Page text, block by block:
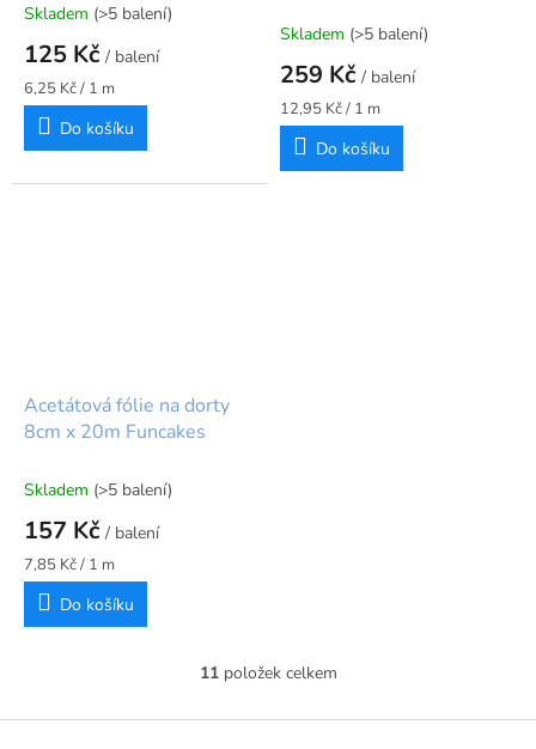
Průměrné
hodnocení
produktu
je
5,0
5
Skladem (>5 balení)
125 Kč / balení
Měrná
cena:
6,25 Kč / 1 m
Do košíku
Skladem (>5 balení)
259 Kč / balení
Měrná
cena:
12,95 Kč / 1 m
Do košíku
Acetátová fólie na dorty
8cm x 20m Funcakes
Skladem (>5 balení)
157 Kč / balení
Měrná
cena:
7,85 Kč / 1 m
Do košíku
O
l
11položek celkem
Z